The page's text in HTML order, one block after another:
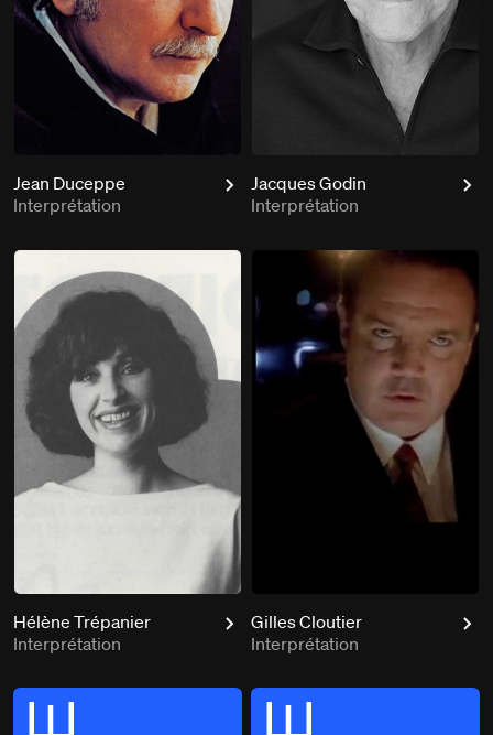
Jean Duceppe
Interprétation
Jacques Godin
Interprétation
Hélène Trépanier
Interprétation
Gilles Cloutier
Interprétation